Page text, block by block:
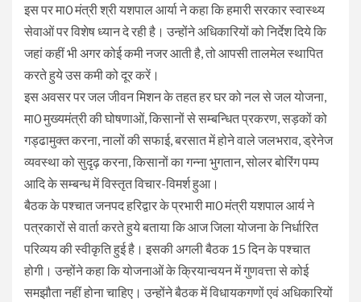
इस पर मा0 मंत्री श्री यशपाल आर्या ने कहा कि हमारी सरकार स्वास्थ्य
सेवाओं पर विशेष ध्यान दे रही है। उन्होंने अधिकारियों को निर्देश दिये कि
जहां कहीं भी अगर कोई कमी नजर आती है, तो आपसी तालमेल स्थापित
करते हुये उस कमी को दूर करें।
इस अवसर पर जल जीवन मिशन के तहत हर घर को नल से जल योजना,
मा0 मुख्यमंत्री की घोषणाओं, किसानों से सम्बन्धित प्रकरण, सड़कों को
गड्ढामुक्त करना, नालों की सफाई, बरसात में होने वाले जलभराव, ड्रेनेज
व्यवस्था को सुदृढ़ करना, किसानों का गन्ना भुगतान, सोलर बोरिंग पम्प
आदि के सम्बन्ध में विस्तृत विचार-विमर्श हुआ।
बैठक के पश्चात जनपद हरिद्वार के प्रभारी मा0 मंत्री यशपाल आर्य ने
पत्रकारों से वार्ता करते हुये बताया कि आज जिला योजना के निर्धारित
परिव्यय की स्वीकृति हुई है। इसकी अगली बैठक 15 दिन के पश्चात
होगी। उन्होंने कहा कि योजनाओं के क्रियान्वयन में गुणवत्ता से कोई
समझौता नहीं होना चाहिए। उन्होंने बैठक में विधायकगणों एवं अधिकारियों